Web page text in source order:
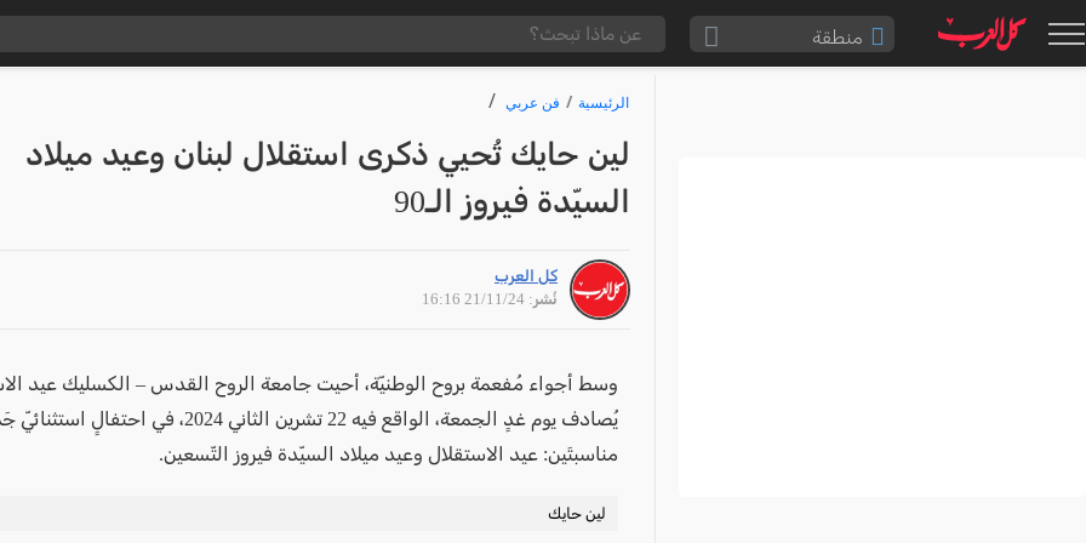
منطقة
الرئيسية فن عربي
لين حايك تُحيي ذكرى استقلال لبنان وعيد ميلاد
السيّدة فيروز الـ90
كل العرب
نُشر: 21/11/24 16:16
وسط أجواء مُفعمة بروح الوطنيّة، أحيت جامعة الروح القدس – الكسليك عيد
يُصادف يوم غدٍ الجمعة، الواقع فيه 22 تشرين الثاني 2024، في
مناسبتَين: عيد الاستقلال وعيد ميلاد السيّدة فيروز التّسعين.
لين حايك